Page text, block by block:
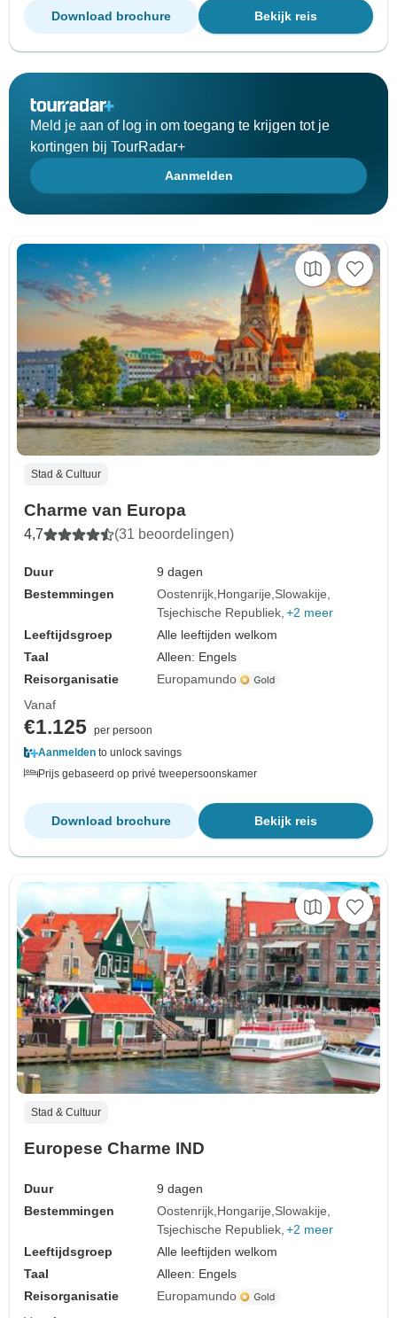
Bekijk reis
Download brochure
Meld je aan of log in om toegang te krijgen tot je
kortingen bij TourRadar+
Aanmelden
Stad & Cultuur
Charme van Europa
4,7 (31 beoordelingen)
Duur
9 dagen
Bestemmingen
Oostenrijk Hongarije Slowakije
Tsjechische Republiek +2 meer
Leeftijdsgroep
Alle leeftijden welkom
Taal
Alleen: Engels
Reisorganisatie
Europamundo
Vanaf
€1.125 per persoon
Aanmelden to unlock savings
Prijs gebaseerd op privé tweepersoonskamer
Bekijk reis
Download brochure
Stad & Cultuur
Europese Charme IND
Duur
9 dagen
Bestemmingen
Oostenrijk Hongarije Slowakije
Tsjechische Republiek +2 meer
Leeftijdsgroep
Alle leeftijden welkom
Taal
Alleen: Engels
Reisorganisatie
Europamundo